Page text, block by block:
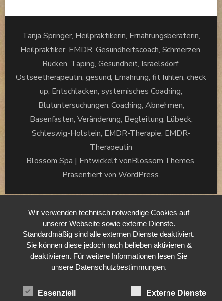
Tanja Springer, Heilpraktikerin, Ernährungsberaterin,
Heilpraktiker, EMDR, Gesundheitscoach, Schmerzen,
Rücken, Taping, Gesundheit, Israelsdorf,
Ostseetherapeutin, gesund, Ernährung, fit fühlen, check
up, Entschlacken, systemisches Coaching,
Blutuntersuchungen, Coaching, Abnehmen,
Basenfasten, Veränderung, Begleitung, Lübeck,
Schleswig-Holstein, EMDR-Therapie, EMDR-
Therapeutin
Blossom Spa | Entwickelt vonBlossom Themes.
Präsentiert von WordPress.
Wir verwenden technisch notwendige Cookies auf
unserer Webseite sowie externe Dienste.
Standardmäßig sind alle externen Dienste deaktiviert.
Sie können diese jedoch nach belieben aktivieren &
deaktivieren. Für weitere Informationen lesen Sie
unsere Datenschutzbestimmungen.
Essenziell Externe Dienste